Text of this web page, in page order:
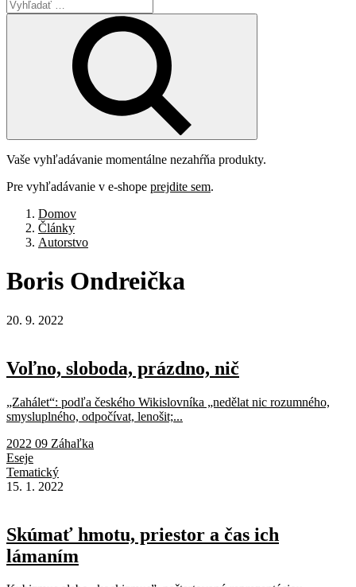
Vaše vyhľadávanie momentálne nezahŕňa produkty.
Pre vyhľadávanie v e-shope prejdite sem.
Domov
Články
Autorstvo
Boris Ondreička
20. 9. 2022
Voľno, sloboda, prázdno, nič
„Zahálet“: podľa českého Wikislovníka „nedělat nic rozumného,
smysluplného, odpočívat, lenošit;...
2022 09 Záhaľka
Eseje
Tematický
15. 1. 2022
Skúmať hmotu, priestor a čas ich
lámaním